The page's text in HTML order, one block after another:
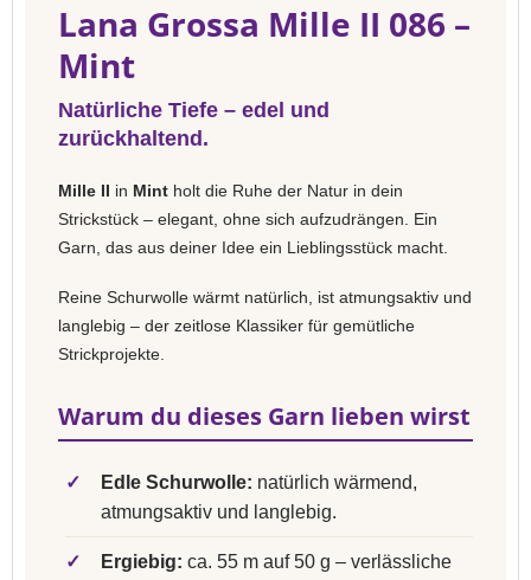
Lana Grossa Mille II 086 –
Mint
Natürliche Tiefe – edel und
zurückhaltend.
Mille II in Mint holt die Ruhe der Natur in dein
Strickstück – elegant, ohne sich aufzudrängen. Ein
Garn, das aus deiner Idee ein Lieblingsstück macht.
Reine Schurwolle wärmt natürlich, ist atmungsaktiv und
langlebig – der zeitlose Klassiker für gemütliche
Strickprojekte.
Warum du dieses Garn lieben wirst
✓ Edle Schurwolle: natürlich wärmend,
atmungsaktiv und langlebig.
✓ Ergiebig: ca. 55 m auf 50 g – verlässliche